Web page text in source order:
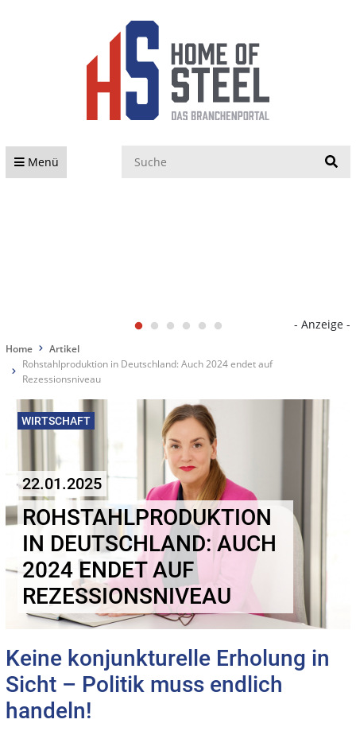
Menü
- Anzeige -
Home
Artikel
Rohstahlproduktion in Deutschland: Auch 2024 endet auf
Rezessionsniveau
WIRTSCHAFT
22.01.2025
ROHSTAHLPRODUKTION
IN DEUTSCHLAND: AUCH
2024 ENDET AUF
REZESSIONSNIVEAU
Keine konjunkturelle Erholung in
Sicht – Politik muss endlich
handeln!